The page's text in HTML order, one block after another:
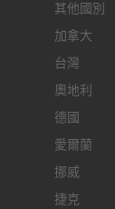
其他國別
加拿大
台灣
奧地利
德國
愛爾蘭
挪威
捷克